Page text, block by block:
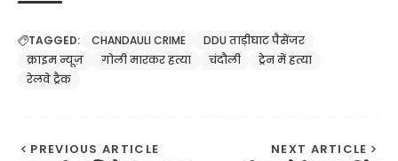
TAGGED: CHANDAULI CRIME
DDU ताड़ीघाट पैसेंजर
क्राइम न्यूज़
गोली मारकर हत्या चंदौली
ट्रेन में हत्या
रेलवे ट्रैक
PREVIOUS ARTICLE NEXT ARTICLE